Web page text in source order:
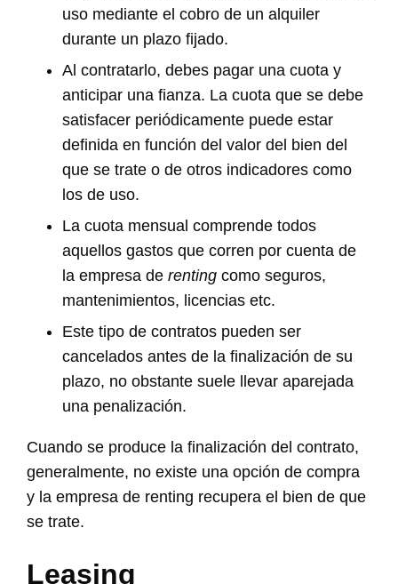
uso mediante el cobro de un alquiler
durante un plazo fijado.
Al contratarlo, debes pagar una cuota y
anticipar una fianza. La cuota que se debe
satisfacer periódicamente puede estar
definida en función del valor del bien del
que se trate o de otros indicadores como
los de uso.
La cuota mensual comprende todos
aquellos gastos que corren por cuenta de
la empresa de renting como seguros,
mantenimientos, licencias etc.
Este tipo de contratos pueden ser
cancelados antes de la finalización de su
plazo, no obstante suele llevar aparejada
una penalización.
Cuando se produce la finalización del contrato,
generalmente, no existe una opción de compra
y la empresa de renting recupera el bien de que
se trate.
Leasing